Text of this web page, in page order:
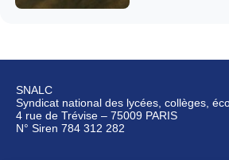
SNALC
Syndicat national des lycées, collèges,
4 rue de Trévise – 75009 PARIS
N° Siren 784 312 282